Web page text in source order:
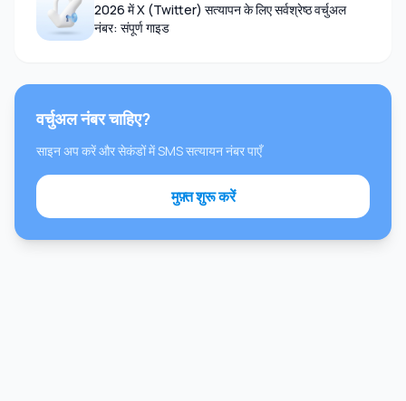
2026 में X (Twitter) सत्यापन के लिए सर्वश्रेष्ठ वर्चुअल
नंबर: संपूर्ण गाइड
वर्चुअल नंबर चाहिए?
साइन अप करें और सेकंडों में SMS सत्यायन नंबर पाएँ
मुफ़्त शुरू करें